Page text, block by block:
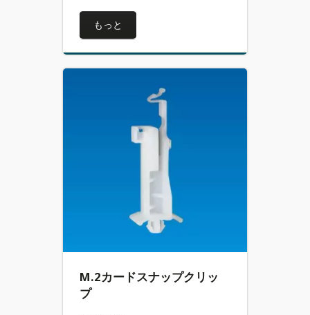
もっと
M.2カードスナップクリッ
プ